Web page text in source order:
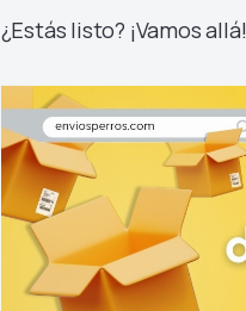
¿Estás listo? ¡Vamos allá!